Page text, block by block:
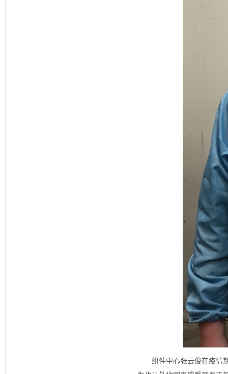
组件中心张云俊在疫情